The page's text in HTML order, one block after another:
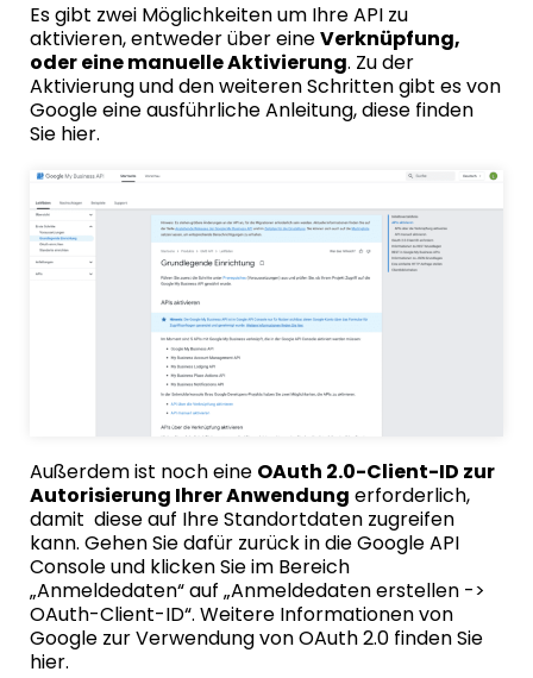
Es gibt zwei Möglichkeiten um Ihre API zu
aktivieren, entweder über eineVerknüpfung,
oder eine manuelle Aktivierung. Zu der
Aktivierung und den weiteren Schritten gibt es von
Google eine ausführliche Anleitung, diese finden
Sie hier.
Außerdem ist noch eine OAuth 2.0-Client-ID zur
Autorisierung Ihrer Anwendung erforderlich,
damit diese auf Ihre Standortdaten zugreifen
kann. Gehen Sie dafür zurück in dieGoogle API
Consoleund klicken Sie im Bereich
„Anmeldedaten“ auf „Anmeldedaten erstellen ->
OAuth-Client-ID“. Weitere Informationen von
Google zur Verwendung von OAuth 2.0 finden Sie
hier.